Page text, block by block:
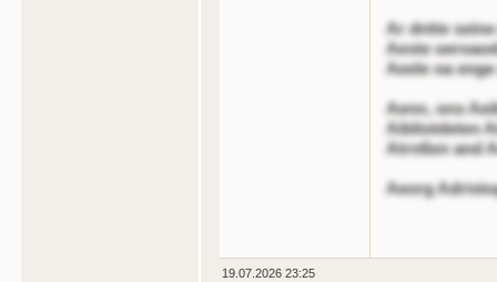
Ar dntte
Aeste
Aeele oa
Aenn, ons
Aibliotdeten
Atrnßen and
Aeorg
19.07.2026 23:25